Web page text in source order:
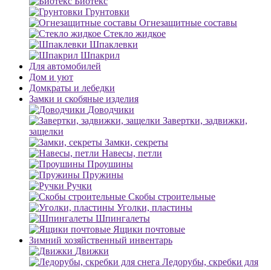
Грунтовки
Огнезащитные составы
Стекло жидкое
Шпаклевки
Шпакрил
Для автомобилей
Дом и уют
Домкраты и лебедки
Замки и скобяные изделия
Доводчики
Завертки, задвижки,
защелки
Замки, секреты
Навесы, петли
Проушины
Пружины
Ручки
Скобы строительные
Уголки, пластины
Шпингалеты
Ящики почтовые
Зимний хозяйственный инвентарь
Движки
Ледорубы, скребки для